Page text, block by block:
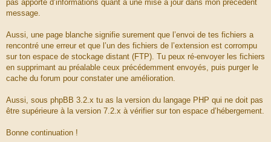
e
pas apporté d’informations quant à une mise à jour dans mon précédent
message.
Aussi, une page blanche signifie surement que l’envoi de tes fichiers a
rencontré une erreur et que l’un des fichiers de l’extension est corrompu
sur ton espace de stockage distant (FTP). Tu peux ré-envoyer les fichiers
en supprimant au préalable ceux précédemment envoyés, puis purger le
cache du forum pour constater une amélioration.
Aussi, sous phpBB 3.2.x tu as la version du langage PHP qui ne doit pas
être supérieure à la version 7.2.x à vérifier sur ton espace d’hébergement.
Bonne continuation !